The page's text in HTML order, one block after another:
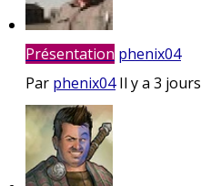
Présentation phenix04
Par phenix04 Il y a 3 jours